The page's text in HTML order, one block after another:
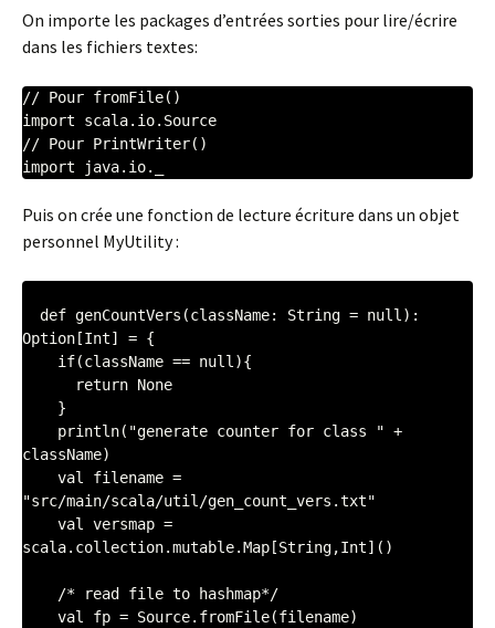
On importe les packages d’entrées sorties pour lire/écrire
dans les fichiers textes:
// Pour fromFile()
import scala.io.Source
// Pour PrintWriter()
import java.io._
Puis on crée une fonction de lecture écriture dans un objet
personnel MyUtility :
Option[Int] = {
className)
"src/main/scala/util/gen_count_vers.txt"
scala.collection.mutable.Map[String,Int]()